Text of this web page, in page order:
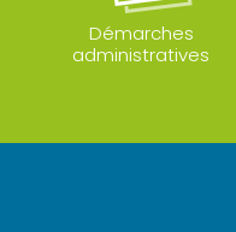
Démarches
administratives